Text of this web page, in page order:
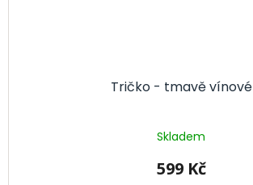
Tričko - tmavě vínové
Skladem
599 Kč